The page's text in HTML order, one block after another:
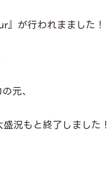
が行われまました！
元、
況もと終了しました！